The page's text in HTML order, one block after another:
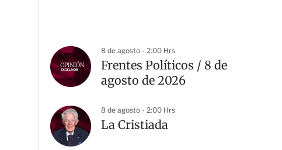
8 de agosto - 2:00 Hrs
Frentes Políticos / 8 de
agosto de 2026
8 de agosto - 2:00 Hrs
La Cristiada